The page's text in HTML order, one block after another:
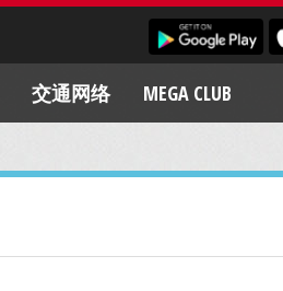
交通网络 MEGA CLUB